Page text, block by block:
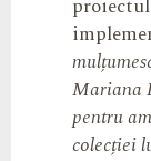
Mariana
pentru
colecției